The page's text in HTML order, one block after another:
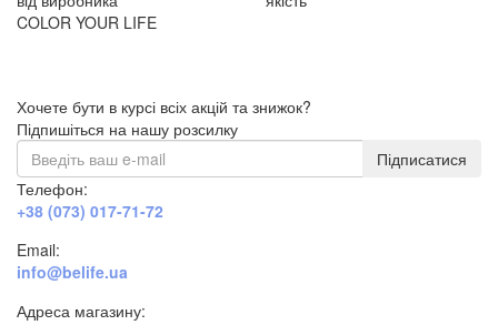
COLOR YOUR LIFE
Хочете бути в курсі всіх акцій та знижок?
Підпишіться на нашу розсилку
Підписатися
Телефон:
+38 (073) 017-71-72
Email:
info@belife.ua
Адреса магазину: